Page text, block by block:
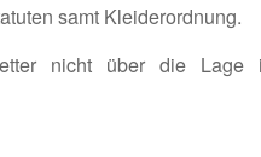
samt Kleiderordnung.
nicht über die Lage